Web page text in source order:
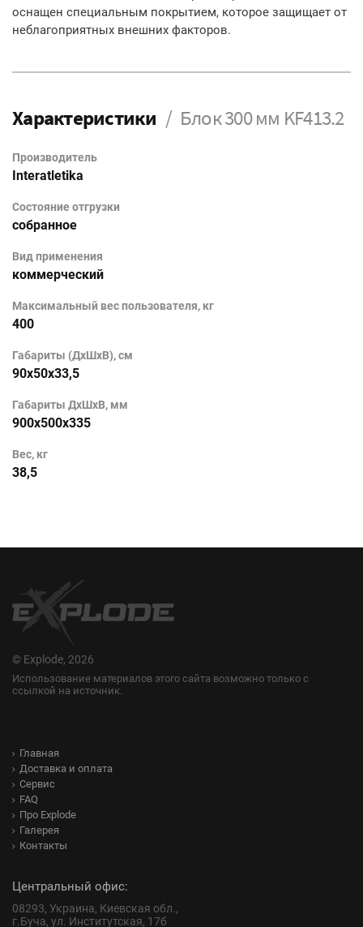
оснащен специальным покрытием, которое защищает от
неблагоприятных внешних факторов.
Характеристики Блок 300 мм KF413.2
Производитель
Interatletika
Состояние отгрузки
собранное
Вид применения
коммерческий
Максимальный вес пользователя, кг
400
Габариты (ДхШхВ), см
90х50х33,5
Габариты ДхШхВ, мм
900х500х335
Вес, кг
38,5
© Explode, 2026
Использование материалов этого сайта возможно только с
ссылкой на источник.
Главная
Доставка и оплата
Сервис
FAQ
Про Explode
Галерея
Контакты
Центральный офис:
08293, Украина, Киевская обл.,
г.Буча, ул. Институтская, 17б